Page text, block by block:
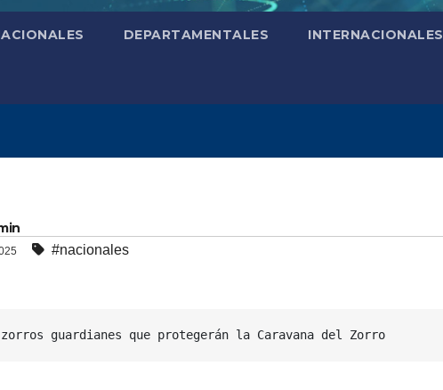
DEPARTAMENTALES INTERNACIONALES
#nacionales
guardianes que protegerán la Caravana del Zorro